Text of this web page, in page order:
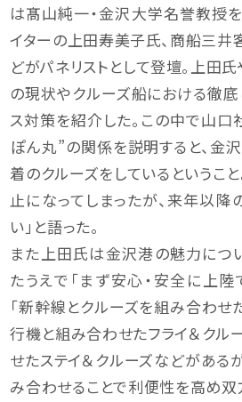
は髙山純一・金沢大学名誉教授
イターの上田寿美子氏、商船三
どがパネリストとして登壇。上田
の現状やクルーズ船における徹
ス対策を紹介した。この中で山口
ぽん丸”の関係を説明すると、金
着のクルーズをしているというこ
止になってしまったが、来年以
い」と語った。
また上田氏は金沢港の魅力につ
たうえで「まず安心・安全に上陸
「新幹線とクルーズを組み合わせ
行機と組み合わせたフライ＆クル
せたステイ＆クルーズなどがある
み合わせることで利便性を高め